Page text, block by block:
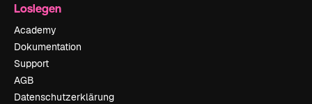
Loslegen
Academy
Dokumentation
Support
AGB
Datenschutzerklärung